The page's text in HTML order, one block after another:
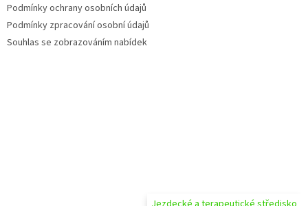
Podmínky ochrany osobních údajů
Podmínky zpracování osobní údajů
Souhlas se zobrazováním nabídek